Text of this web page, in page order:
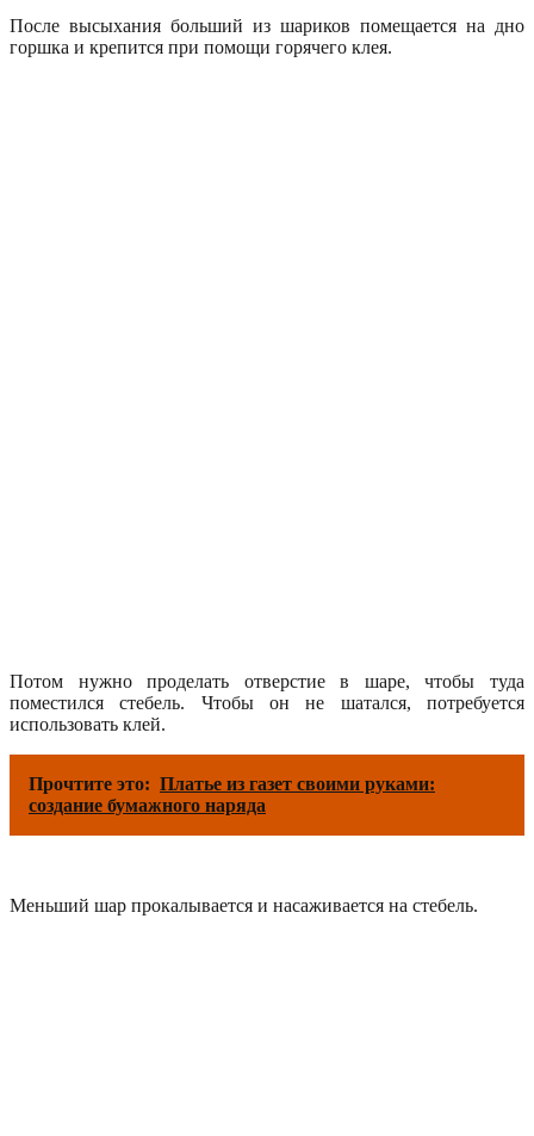
После высыхания больший из шариков помещается на дно
горшка и крепится при помощи горячего клея.
Потом нужно проделать отверстие в шаре, чтобы туда
поместился стебель. Чтобы он не шатался, потребуется
использовать клей.
Прочтите это: Платье из газет своими руками:
создание бумажного наряда
Меньший шар прокалывается и насаживается на стебель.